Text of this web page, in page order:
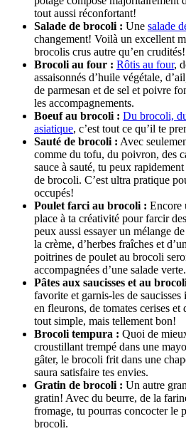
tout aussi réconfortant!
Salade de brocoli : Une salade
changement! Voilà un excellent
brocolis crus autre qu’en crudités!
Brocoli au four : Rôtis au four,
assaisonnés d’huile végétale,
de parmesan et de sel et poivre
les accompagnements.
Boeuf au brocoli : Du brocoli,
asiatique, c’est tout ce qu’il te
Sauté de brocoli : Avec
comme du tofu, du poivron, des
sauce à sauté, tu peux
de brocoli. C’est ultra pratique
occupés!
Poulet farci au brocoli : Encore
place à ta créativité pour farcir
peux aussi essayer un mélange
la crème, d’herbes fraîches et
poitrines de poulet au brocoli
accompagnées d’une salade verte.
Pâtes aux saucisses et au
favorite et garnis-les de
en fleurons, de tomates cerises et
tout simple, mais tellement bon!
Brocoli tempura : Quoi de
croustillant trempé dans une
gâter, le brocoli frit dans une
saura satisfaire tes envies.
Gratin de brocoli : Un autre
gratin! Avec du beurre, de la
fromage, tu pourras concocter le
brocoli.